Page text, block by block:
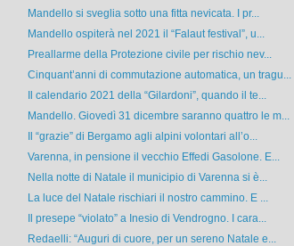
Mandello si sveglia sotto una fitta nevicata. I pr...
Mandello ospiterà nel 2021 il “Falaut festival”, u...
Preallarme della Protezione civile per rischio nev...
Cinquant’anni di commutazione automatica, un tragu...
Il calendario 2021 della “Gilardoni”, quando il te...
Mandello. Giovedì 31 dicembre saranno quattro le m...
Il “grazie” di Bergamo agli alpini volontari all’o...
Varenna, in pensione il vecchio Effedi Gasolone. E...
Nella notte di Natale il municipio di Varenna si è...
La luce del Natale rischiari il nostro cammino. E ...
Il presepe “violato” a Inesio di Vendrogno. I cara...
Redaelli: “Auguri di cuore, per un sereno Natale e...